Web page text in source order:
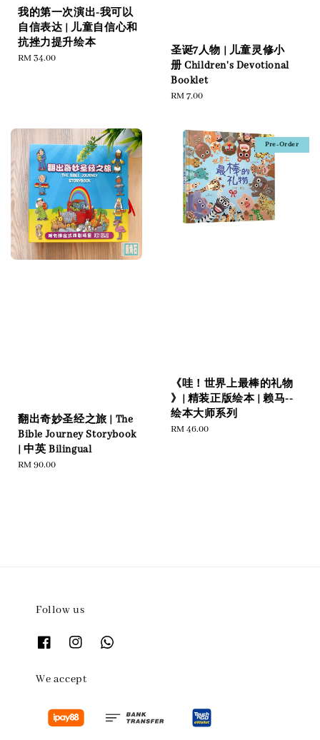
我的第一次演出-我可以
自信表达 | 儿童自信心和
抗挫力提升绘本
Regular
RM 34.00
圣诞7人物 | 儿童灵修小
册 Children's Devotional
Booklet
Regular
RM 7.00
翻出奇妙圣经之旅 | The
Bible Journey Storybook
| 中英 Bilingual
Regular
RM 90.00
Pre-Order
《哇！世界上最棒的礼物
》| 精装正版绘本 | 赖马--
绘本大师系列
Regular
RM 46.00
Follow us
We accept